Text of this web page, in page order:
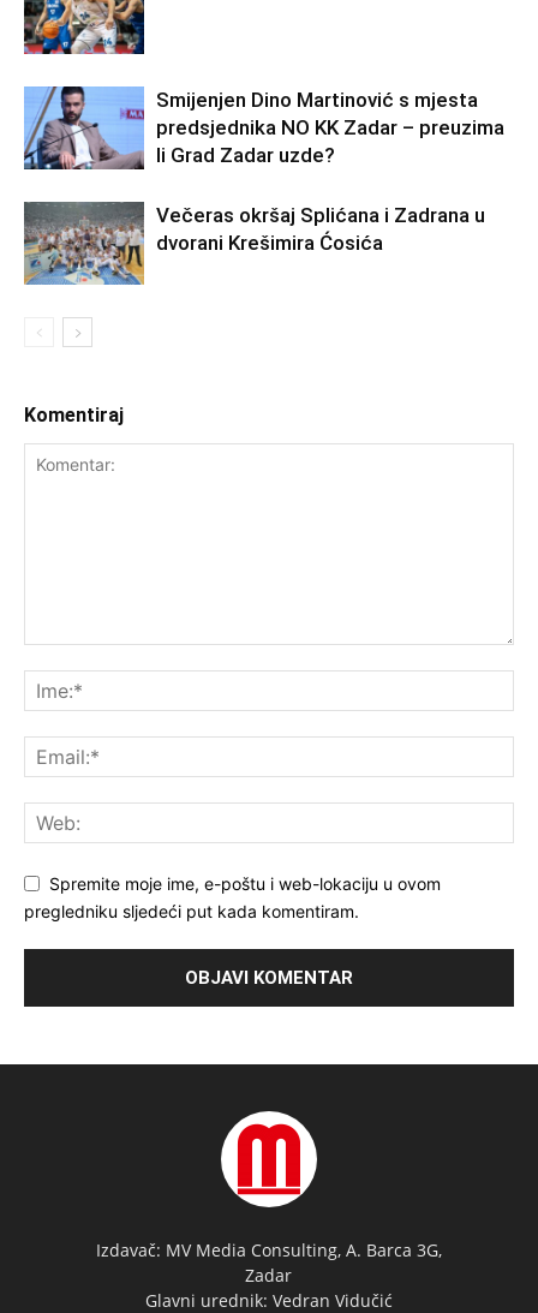
Smijenjen Dino Martinović s mjesta
predsjednika NO KK Zadar – preuzima
li Grad Zadar uzde?
Večeras okršaj Splićana i Zadrana u
dvorani Krešimira Ćosića
Komentiraj
Spremite moje ime, e-poštu i web-lokaciju u ovom
pregledniku sljedeći put kada komentiram.
Izdavač: MV Media Consulting, A. Barca 3G,
Zadar
Glavni urednik: Vedran Vidučić